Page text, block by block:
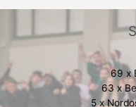
69 x
63 x
5 x